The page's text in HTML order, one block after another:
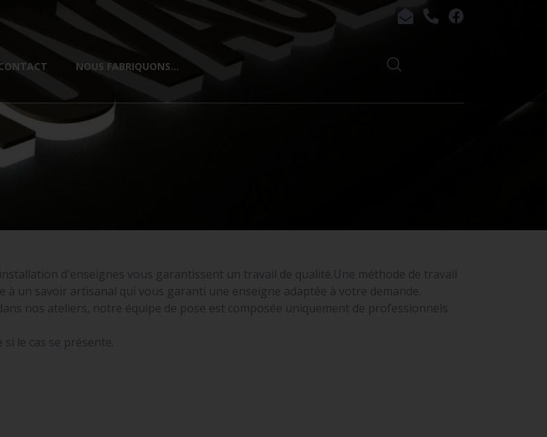
NOUS FABRIQUONS...
d'enseignes vous garantissent un travail de qualité.Une méthode de travail
à un savoir artisanal qui vous garanti une enseigne adaptée à votre demande.
nos ateliers, notre équipe de pose est composée uniquement de professionnels
le cas se présente.